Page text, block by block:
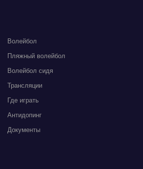
Волейбол
Пляжный волейбол
Волейбол сидя
Трансляции
Где играть
Антидопинг
Документы